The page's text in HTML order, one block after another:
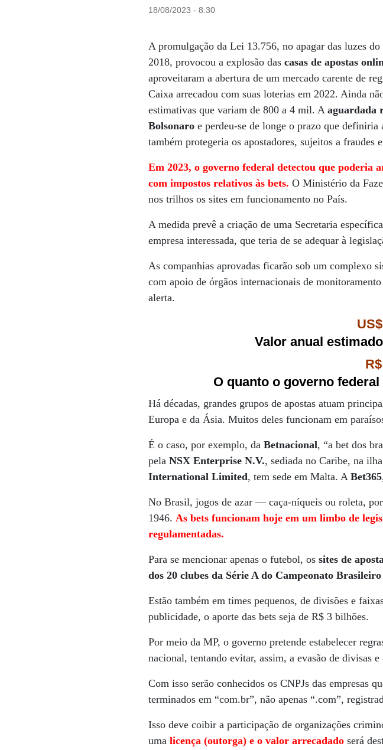
18/08/2023 - 8:30
A promulgação da Lei 13.756, no apagar das luzes
2018, provocou a explosão dascasas de apostas
aproveitaram a abertura de um mercado carente de
Caixa arrecadou com suas loterias em 2022. Ainda
estimativas que variam de 800 a 4 mil. Aaguardada
Bolsonaro e perdeu-se de longe o prazo que
também protegeria os apostadores, sujeitos a fraudes
Em 2023, o governo federal detectou que poderia
com impostos relativos às bets. O Ministério da
nos trilhos os sites em funcionamento no País.
A medida prevê a criação de uma Secretaria
empresa interessada, que teria de se adequar à
As companhias aprovadas ficarão sob um complexo
com apoio de órgãos internacionais de
alerta.
Valor anual
O quanto o governo
Há décadas, grandes grupos de apostas atuam
Europa e da Ásia. Muitos deles funcionam em
É o caso, por exemplo, daBetnacional, “a bet dos
pelaNSX Enterprise N.V., sediada no Caribe, na
International Limited, tem sede em Malta. ABet365
No Brasil, jogos de azar — caça-níqueis ou roleta,
1946.As bets funcionam hoje em um limbo de
regulamentadas.
Para se mencionar apenas o futebol, ossites de
dos 20 clubes da Série A do Campeonato Brasileiro
Estão também em times pequenos, de divisões e
publicidade, o aporte das bets seja de R$ 3 bilhões.
Por meio da MP, o governo pretende estabelecer
nacional, tentando evitar, assim, a evasão de divisas
Com isso serão conhecidos os CNPJs das empresas
terminados em “com.br”, não apenas “.com”,
Isso deve coibir a participação de organizações
umalicença (outorga) e o valor arrecadado será